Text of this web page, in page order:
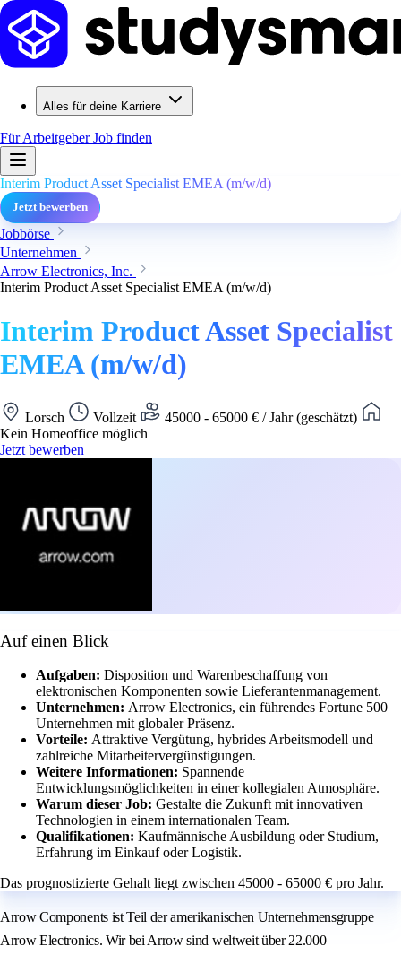
Alles für deine Karriere
Für ArbeitgeberJob finden
Interim Product Asset Specialist EMEA (m/w/d)
Jetzt bewerben
Jobbörse
Unternehmen
Arrow Electronics, Inc.
Interim Product Asset Specialist EMEA (m/w/d)
Interim Product Asset Specialist
EMEA (m/w/d)
Lorsch Vollzeit
45000 - 65000 € / Jahr (geschätzt)
Kein Homeoffice möglich
Jetzt bewerben
Auf einen Blick
Aufgaben: Disposition und Warenbeschaffung von
elektronischen Komponenten sowie Lieferantenmanagement.
Unternehmen: Arrow Electronics, ein führendes Fortune 500
Unternehmen mit globaler Präsenz.
Vorteile: Attraktive Vergütung, hybrides Arbeitsmodell und
zahlreiche Mitarbeitervergünstigungen.
Weitere Informationen: Spannende
Entwicklungsmöglichkeiten in einer kollegialen Atmosphäre.
Warum dieser Job: Gestalte die Zukunft mit innovativen
Technologien in einem internationalen Team.
Qualifikationen: Kaufmännische Ausbildung oder Studium,
Erfahrung im Einkauf oder Logistik.
Das prognostizierte Gehalt liegt zwischen 45000 - 65000 € pro Jahr.
Arrow Components ist Teil der amerikanischen Unternehmensgruppe
Arrow Electronics. Wir bei Arrow sind weltweit über 22.000